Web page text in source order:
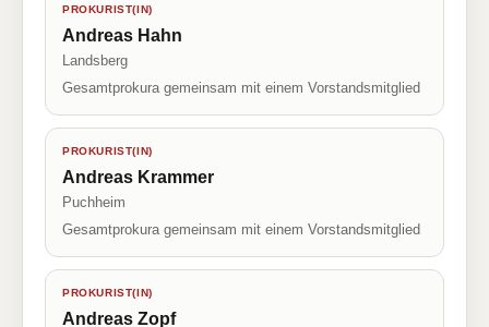
PROKURIST(IN)
Andreas Hahn
Landsberg
Gesamtprokura gemeinsam mit einem Vorstandsmitglied
PROKURIST(IN)
Andreas Krammer
Puchheim
Gesamtprokura gemeinsam mit einem Vorstandsmitglied
PROKURIST(IN)
Andreas Zopf